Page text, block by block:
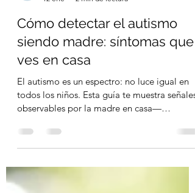
Cognitivo
12 ene
2 min de lectura
Cómo detectar el autismo
siendo madre: síntomas que
ves en casa
todos los niños. Esta guía te muestra señales